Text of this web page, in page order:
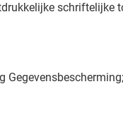
schriftelijke
Gegevensbescherming;